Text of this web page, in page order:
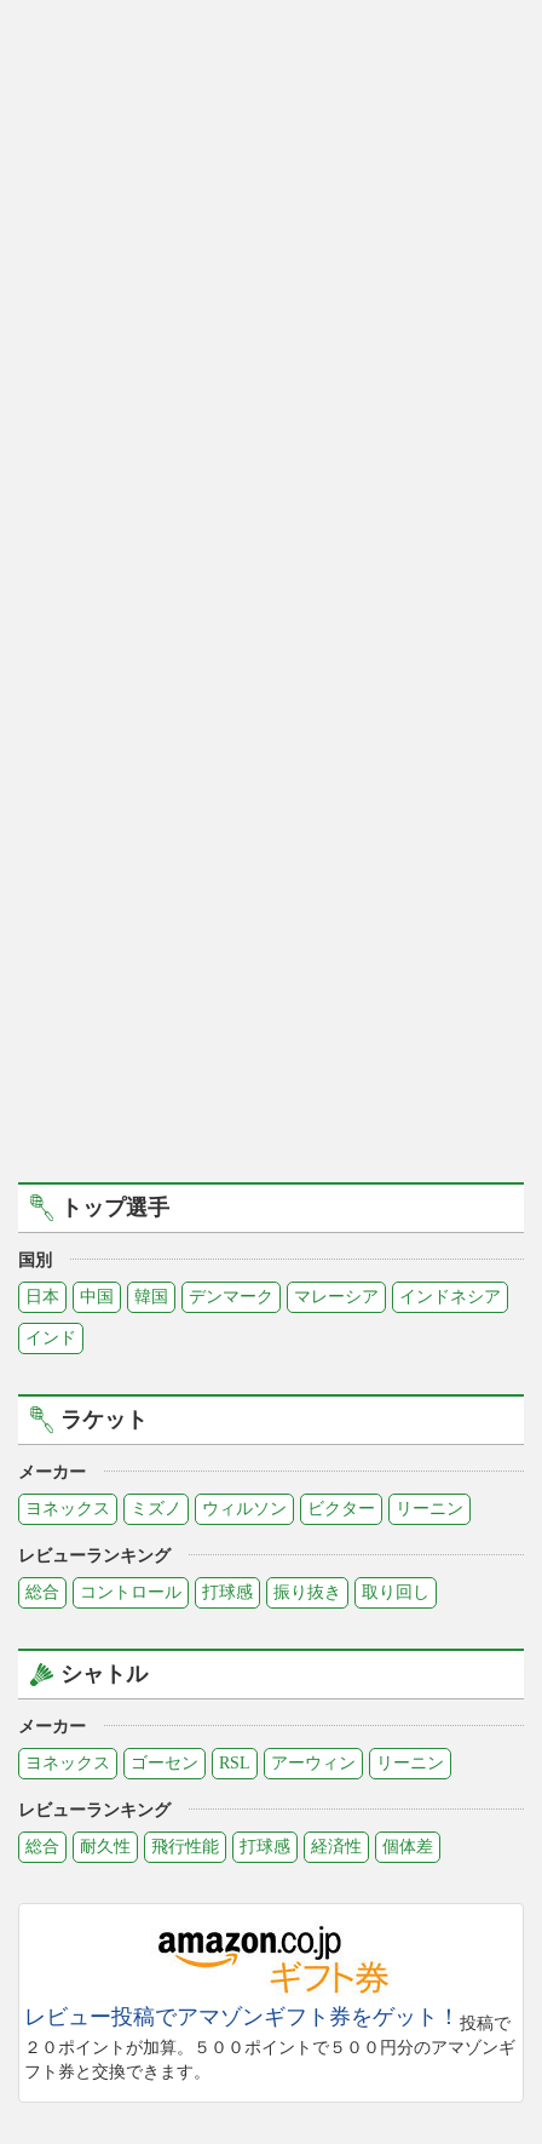
トップ選手
国別
日本
中国 韓国 デンマーク マレーシア インドネシア
インド
ラケット
メーカー
ヨネックス
ミズノ ウィルソン ビクター リーニン
レビューランキング
総合
コントロール 打球感 振り抜き 取り回し
シャトル
メーカー
ヨネックス
ゴーセン RSL アーウィン リーニン
レビューランキング
総合
耐久性 飛行性能 打球感 経済性 個体差
レビュー投稿でアマゾンギフト券をゲット！ 投稿で
２０ポイントが加算。５００ポイントで５００円分のアマゾンギ
フト券と交換できます。